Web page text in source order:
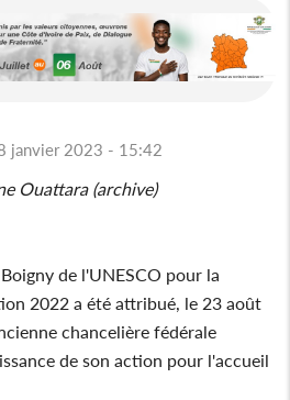
janvier 2023 - 15:42
Ouattara (archive)
de l'UNESCO pour la
2022 a été attribué, le 23 août
chancelière fédérale
de son action pour l'accueil